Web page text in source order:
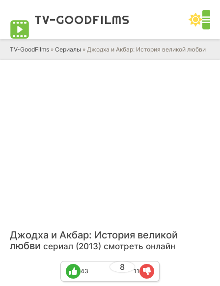
TV-GOODFILMS
TV-GoodFilms » Сериалы » Джодха и Акбар: История великой любви
Джодха и Акбар: История великой
любви сериал (2013) смотреть онлайн
8
43 11